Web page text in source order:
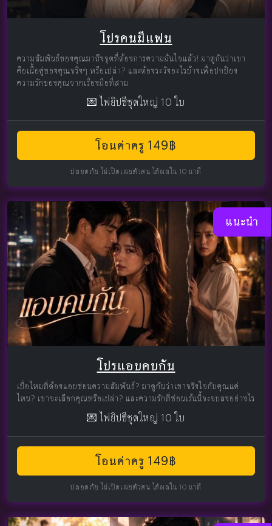
โปรคนมีแฟน
ความสัมพันธ์ของคุณมาถึงจุดที่ต้องการความมั่นใจแล้ว! มาดูกันว่าเขา
คือเนื้อคู่ของคุณจริงๆ หรือเปล่า? และต้องระวังอะไรบ้างเพื่อปกป้อง
ความรักของคุณจากเรื่องมือที่สาม
💌 ไพ่ยิปซีชุดใหญ่ 10 ใบ
โอนค่าครู 149฿
ปลอดภัย ไม่เปิดเผยตัวตน ได้ผลใน 10 นาที
แนะนำ
โปรแอบคบกัน
เบื่อไหมที่ต้องแอบซ่อนความสัมพันธ์? มาดูกันว่าเขาจริงใจกับคุณแค่
ไหน? เขาจะเลือกคุณหรือเปล่า? และความรักที่ซ่อนเร้นนี้จะจบลงอย่างไร
💌 ไพ่ยิปซีชุดใหญ่ 10 ใบ
โอนค่าครู 149฿
ปลอดภัย ไม่เปิดเผยตัวตน ได้ผลใน 10 นาที